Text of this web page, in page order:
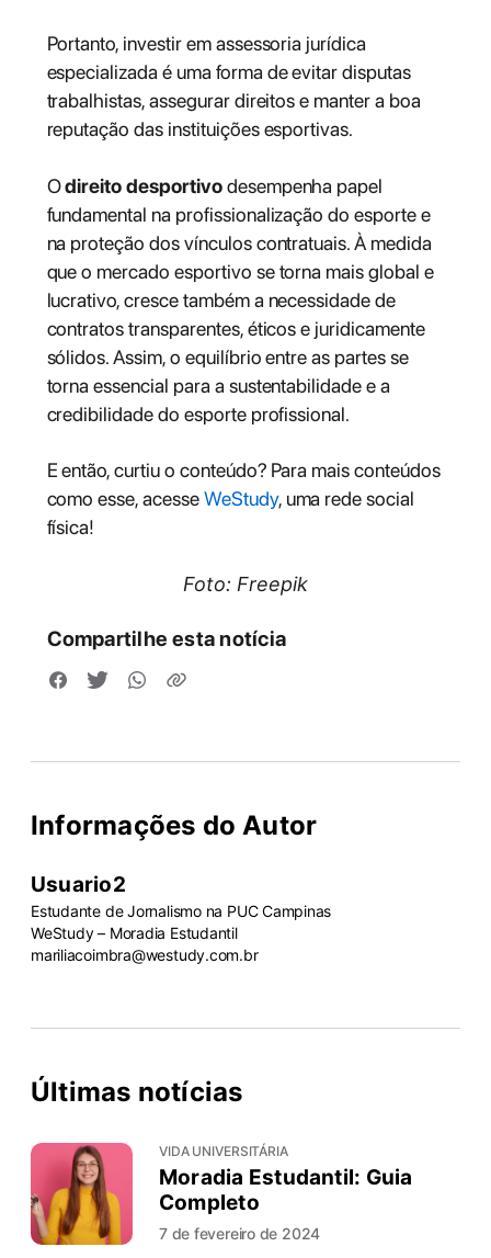
Portanto, investir em assessoria jurídica
especializada é uma forma de evitar disputas
trabalhistas, assegurar direitos e manter a boa
reputação das instituições esportivas.
Odireito desportivodesempenha papel
fundamental na profissionalização do esporte e
na proteção dos vínculos contratuais. À medida
que o mercado esportivo se torna mais global e
lucrativo, cresce também a necessidade de
contratos transparentes, éticos e juridicamente
sólidos. Assim, o equilíbrio entre as partes se
torna essencial para a sustentabilidade e a
credibilidade do esporte profissional.
E então, curtiu o conteúdo? Para mais conteúdos
como esse, acesseWeStudy, uma rede social
física!
Foto: Freepik
Compartilhe esta notícia
Informações do Autor
Usuario2
Estudante de Jornalismo na PUC Campinas
WeStudy – Moradia Estudantil
mariliacoimbra@westudy.com.br
Últimas notícias
VIDA UNIVERSITÁRIA
Moradia Estudantil: Guia
Completo
7 de fevereiro de 2024